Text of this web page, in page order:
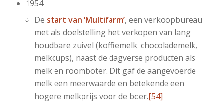
1954
De start van ‘Multifarm’, een verkoopbureau
met als doelstelling het verkopen van lang
houdbare zuivel (koffiemelk, chocolademelk,
melkcups), naast de dagverse producten als
melk en roomboter. Dit gaf de aangevoerde
melk een meerwaarde en betekende een
hogere melkprijs voor de boer.[54]